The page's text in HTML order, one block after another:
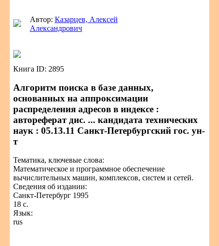
Автор: Казарцев, Алексей
Александрович
Книга ID: 2895
Алгоритм поиска в базе данных,
основанных на аппроксимации
распределения адресов в индексе :
автореферат дис. ... кандидата технических
наук : 05.13.11 Санкт-Петербургский гос. ун-
т
Тематика, ключевые слова:
Математическое и программное обеспечение
вычислительных машин, комплексов, систем и сетей.
Сведения об издании:
Санкт-Петербург 1995
18 с.
Язык:
rus